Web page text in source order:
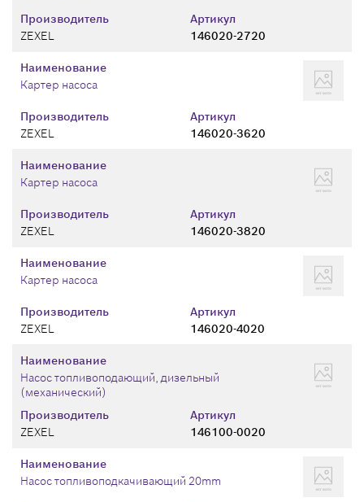
Производитель
ZEXEL
Артикул
146020-2720
Производитель
ZEXEL
Артикул
146020-3620
Наименование
Картер насоса
Производитель
ZEXEL
Артикул
146020-3820
Наименование
Картер насоса
Производитель
ZEXEL
Артикул
146020-4020
Наименование
Картер насоса
Производитель
ZEXEL
Артикул
146100-0020
Наименование
Насос топливоподающий, дизельный
(механический)
Наименование
Насос топливоподкачивающий 20mm